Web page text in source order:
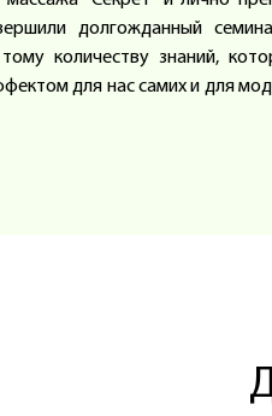
долгожданный
количеству знаний,
для нас самих и для
нужно делать для всего
и очень важных
до совершенства.